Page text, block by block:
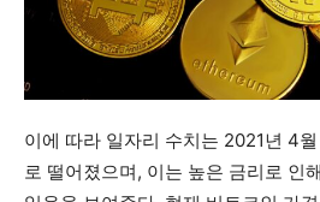
이에 따라 일자리 수치는 2021년 4
로 떨어졌으며, 이는 높은 금리로 인